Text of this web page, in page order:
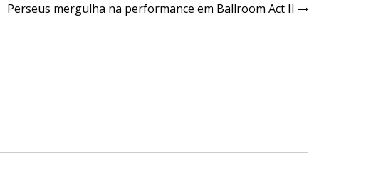
Perseus mergulha na performance em Ballroom Act II